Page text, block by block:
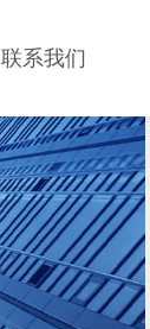
联系我们